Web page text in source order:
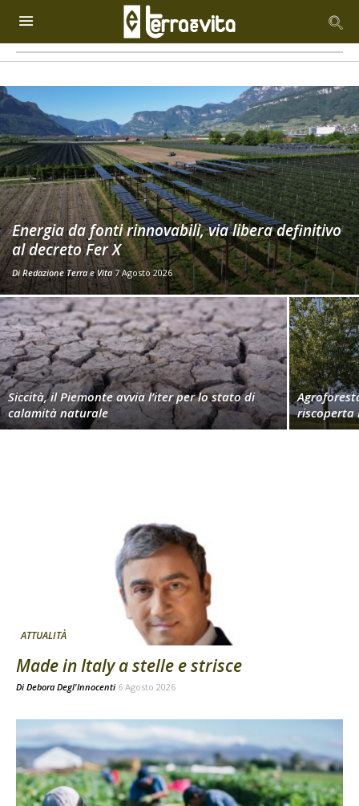
Energia da fonti rinnovabili, via libera definitivo
al decreto Fer X
Di Redazione Terra e Vita 7 Agosto 2026
Siccità, il Piemonte avvia l’iter per lo stato di
calamità naturale
riscoperta
ATTUALITÀ
Made in Italy a stelle e strisce
Di Debora Degl'Innocenti 6 Agosto 2026